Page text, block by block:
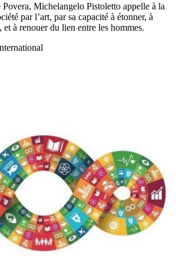
Povera, Michelangelo Pistoletto appelle à la
par l’art, par sa capacité à étonner, à
à renouer du lien entre les hommes.